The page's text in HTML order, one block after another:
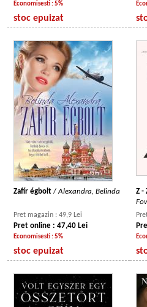
Economisesti : 5%
stoc epuizat
Zafír égbolt /Alexandra, Belinda
Z -
Pret magazin : 49,9 Lei
Pret online : 47,40 Lei
Economisesti : 5%
stoc epuizat